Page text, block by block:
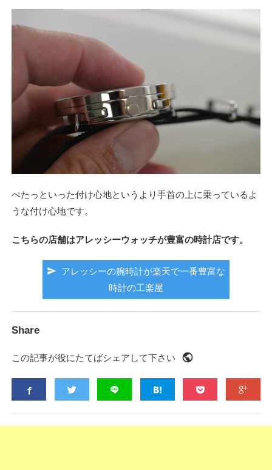
ぺたっといった付け心地というより手首の上に乗っているよ
うな付け心地です。
こちらの店舗はアレッシーウォッチが豊富の時計店です。
send
アレッシーの腕時計が楽天で一番豊富な
時計の工楽屋
Share
この記事が役にたてばシェアして下さい public